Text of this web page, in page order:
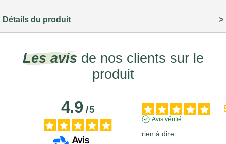
Détails du produit
Les avis de nos clients sur le
produit
4.9/5
Avis vérifié
rien à dire